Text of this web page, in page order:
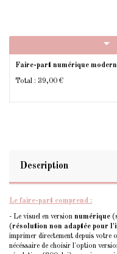
arrow_drop_down
Faire-part numérique
Total : 39,00 €
Description
Le faire-part comprend :
- Le visuel en version numérique
(résolution non adaptée pour
imprimer directement depuis votre
nécéssaire de choisir l'option